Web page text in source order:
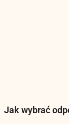
Jak wybrać